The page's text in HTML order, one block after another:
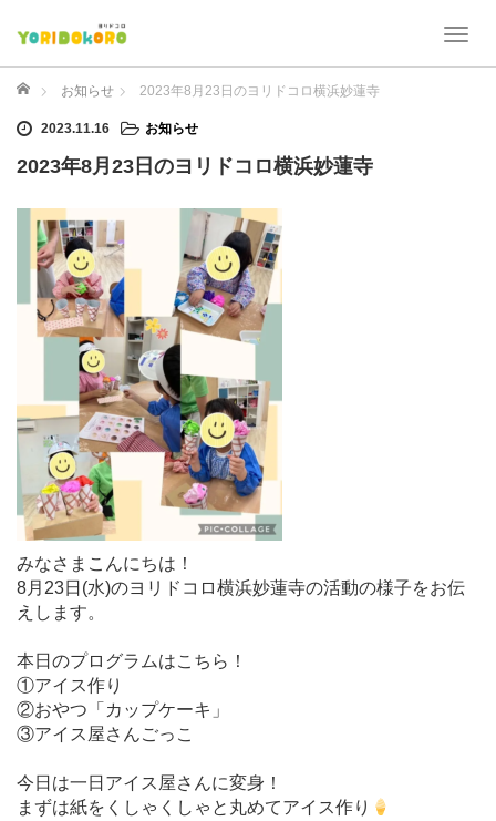
T
ホーム お知らせ 2023年8月23日のヨリドコロ横浜妙蓮寺
2023.11.16 お知らせ
2023年8月23日のヨリドコロ横浜妙蓮寺
みなさまこんにちは！
8月23日(水)のヨリドコロ横浜妙蓮寺の活動の様子をお伝
えします。
本日のプログラムはこちら！
①アイス作り
②おやつ「カップケーキ」
③アイス屋さんごっこ
今日は一日アイス屋さんに変身！
まずは紙をくしゃくしゃと丸めてアイス作り